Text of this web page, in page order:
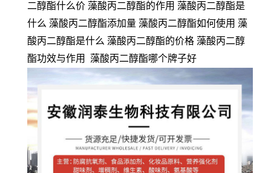
二醇酯什么价 藻酸丙二醇酯的作用 藻酸丙二醇酯是
什么 藻酸丙二醇酯添加量 藻酸丙二醇酯如何使用 藻
酸丙二醇酯是什么 藻酸丙二醇酯的价格 藻酸丙二醇
酯功效与作用 藻酸丙二醇酯哪个牌子好